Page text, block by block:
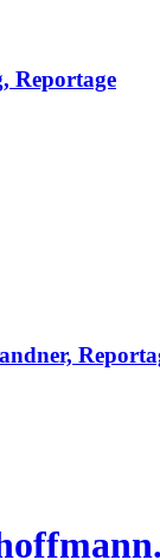
Reportage